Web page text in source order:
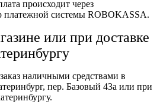
происходит через
платежной системы ROBOKASSA.
или при доставке
наличными средствами в
пер. Базовый 43а или при